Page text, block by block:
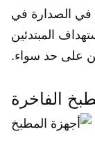
المبتدئين
على حد سواء.